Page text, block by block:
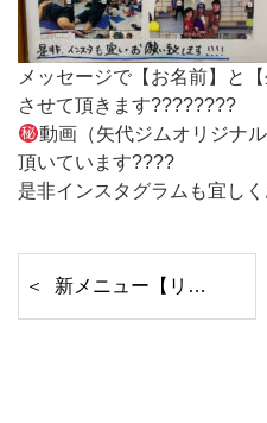
メッセージで【お名前】と
させて頂きます????????
動画（矢代ジムオリジナ
頂いています????
是非インスタグラムも宜し
新メニュー【リズムロードワーク】